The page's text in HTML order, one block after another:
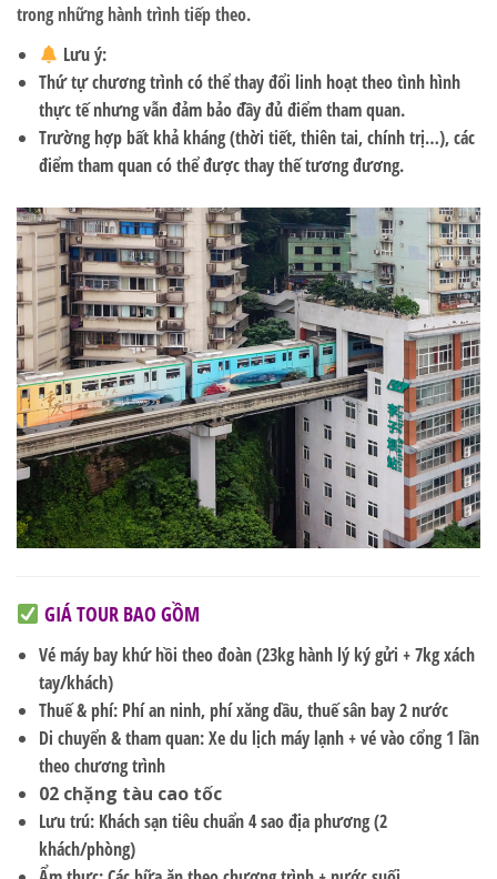
trong những hành trình tiếp theo.
Lưu ý:
Thứ tự chương trình có thể thay đổi linh hoạt theo tình hình
thực tế nhưng vẫn đảm bảo đầy đủ điểm tham quan.
Trường hợp bất khả kháng (thời tiết, thiên tai, chính trị…), các
điểm tham quan có thể được thay thế tương đương.
GIÁ TOUR BAO GỒM
Vé máy bay khứ hồi theo đoàn (23kg hành lý ký gửi + 7kg xách
tay/khách)
Thuế & phí: Phí an ninh, phí xăng dầu, thuế sân bay 2 nước
Di chuyển & tham quan: Xe du lịch máy lạnh + vé vào cổng 1 lần
theo chương trình
02 chặng tàu cao tốc
Lưu trú: Khách sạn tiêu chuẩn4 sao địa phương(2
khách/phòng)